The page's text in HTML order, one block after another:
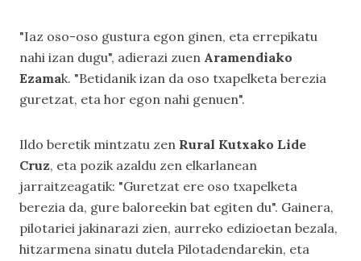
"Iaz oso-oso gustura egon ginen, eta errepikatu
nahi izan dugu", adierazi zuen Aramendiako
Ezamak. "Betidanik izan da oso txapelketa berezia
guretzat, eta hor egon nahi genuen".
Ildo beretik mintzatu zen Rural Kutxako Lide
Cruz, eta pozik azaldu zen elkarlanean
jarraitzeagatik: "Guretzat ere oso txapelketa
berezia da, gure baloreekin bat egiten du". Gainera,
pilotariei jakinarazi zien, aurreko edizioetan bezala,
hitzarmena sinatu dutela Pilotadendarekin, eta